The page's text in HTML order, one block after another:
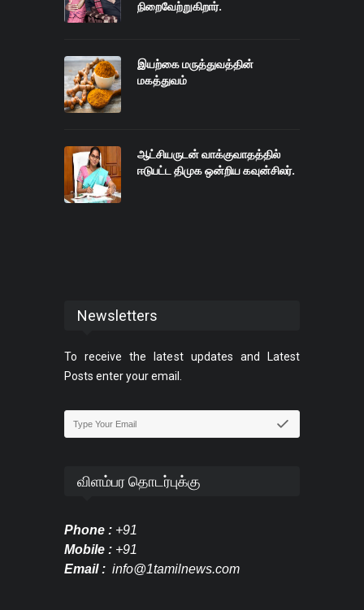
நிறைவேற்றுகிறார்.
இயற்கை மருத்துவத்தின்
மகத்துவம்
ஆட்சியருடன் வாக்குவாதத்தில்
ஈடுபட்ட திமுக ஒன்றிய கவுன்சிலர்.
Newsletters
To receive the latest updates and Latest
Posts enter your email.
விளம்பர தொடர்புக்கு
Phone : +91
Mobile : +91
Email : info@1tamilnews.com